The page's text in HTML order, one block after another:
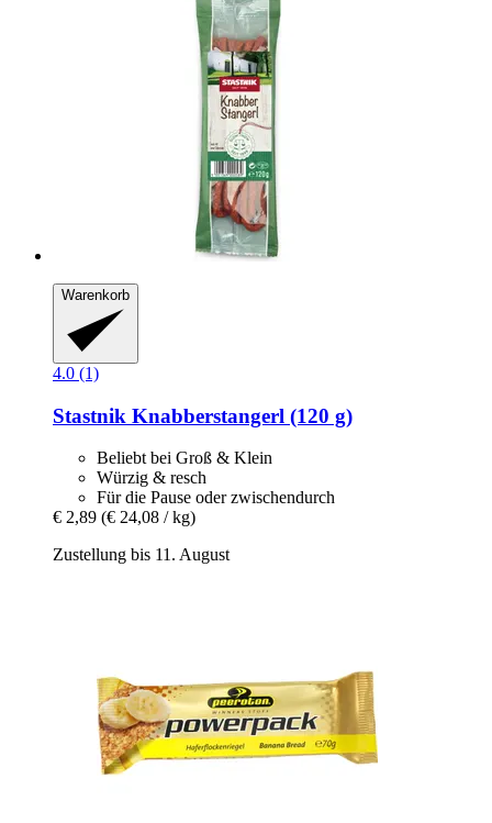
Warenkorb
4.0 (1)
Stastnik Knabberstangerl (120 g)
Beliebt bei Groß & Klein
Würzig & resch
Für die Pause oder zwischendurch
€ 2,89 (€ 24,08 / kg)
Zustellung bis 11. August